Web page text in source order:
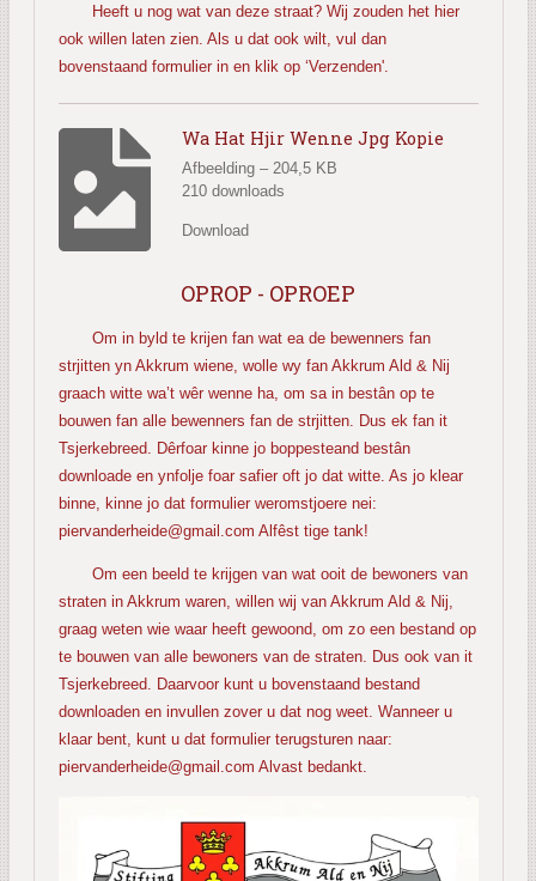
Heeft u nog wat van deze straat? Wij zouden het hier
ook willen laten zien. Als u dat ook wilt, vul dan
bovenstaand formulier in en klik op ‘Verzenden'.
Wa Hat Hjir Wenne Jpg Kopie
Afbeelding – 204,5 KB
210 downloads
Download
OPROP - OPROEP
Om in byld te krijen fan wat ea de bewenners fan
strjitten yn Akkrum wiene, wolle wy fan Akkrum Ald & Nij
graach witte wa’t wêr wenne ha, om sa in bestân op te
bouwen fan alle bewenners fan de strjitten. Dus ek fan it
Tsjerkebreed. Dêrfoar kinne jo boppesteand bestân
downloade en ynfolje foar safier oft jo dat witte. As jo klear
binne, kinne jo dat formulier weromstjoere nei:
piervanderheide@gmail.com Alfêst tige tank!
Om een beeld te krijgen van wat ooit de bewoners van
straten in Akkrum waren, willen wij van Akkrum Ald & Nij,
graag weten wie waar heeft gewoond, om zo een bestand op
te bouwen van alle bewoners van de straten. Dus ook van it
Tsjerkebreed. Daarvoor kunt u bovenstaand bestand
downloaden en invullen zover u dat nog weet. Wanneer u
klaar bent, kunt u dat formulier terugsturen naar:
piervanderheide@gmail.com Alvast bedankt.